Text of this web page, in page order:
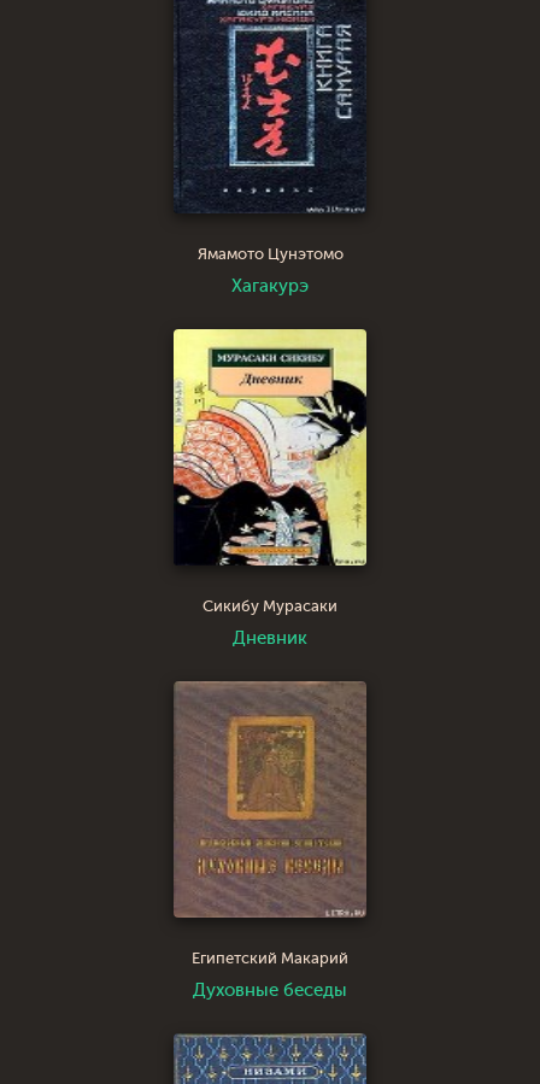
Ямамото Цунэтомо
Хагакурэ
Сикибу Мурасаки
Дневник
Египетский Макарий
Духовные беседы